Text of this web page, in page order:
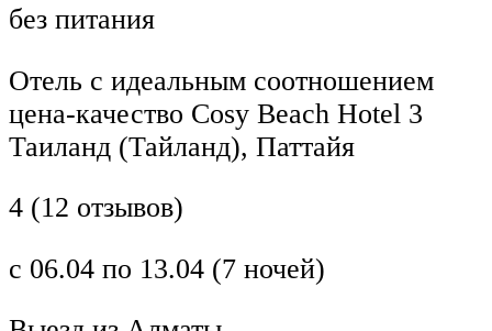
без питания
Отель с идеальным соотношением
цена-качество Cosy Beach Hotel 3
Таиланд (Тайланд), Паттайя
4 (12 отзывов)
с 06.04 по 13.04 (7 ночей)